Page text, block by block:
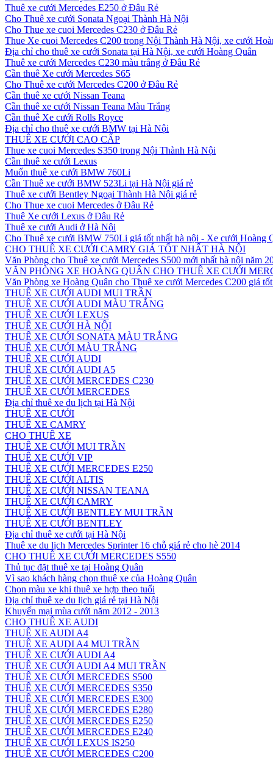
Thuê xe cưới Mercedes E250 ở Đâu Rẻ
Cho Thuê xe cưới Sonata Ngoại Thành Hà Nội
Cho Thue xe cuoi Mercedes C230 ở Đâu Rẻ
Thue Xe cuoi Mercedes C200 trong Nội Thành Hà Nội, xe cưới
Địa chỉ cho thuê xe cưới Sonata tại Hà Nội, xe cưới Hoàng Quân
Thuê xe cưới Mercedes C230 màu trắng ở Đâu Rẻ
Cần thuê Xe cưới Mercedes S65
Cho Thuê xe cưới Mercedes C200 ở Đâu Rẻ
Cần thuê xe cưới Nissan Teana
Cần thuê xe cưới Nissan Teana Màu Trắng
Cần thuê Xe cưới Rolls Royce
Địa chỉ cho thuê xe cưới BMW tại Hà Nội
THUÊ XE CƯỚI CAO CẤP
Thue xe cuoi Mercedes S350 trong Nội Thành Hà Nội
Cần thuê xe cưới Lexus
Muốn thuê xe cưới BMW 760Li
Cần Thuê xe cưới BMW 523Li tại Hà Nội giá rẻ
Thuê xe cưới Bentley Ngoại Thành Hà Nội giá rẻ
Cho Thue xe cuoi Mercedes ở Đâu Rẻ
Thuê Xe cưới Lexus ở Đâu Rẻ
Thuê xe cưới Audi ở Hà Nội
Cho Thuê xe cưới BMW 750Li giá tốt nhất hà nội - Xe cưới Hoàng
CHO THUÊ XE CƯỚI CAMRY GIÁ TỐT NHẤT HÀ NỘI
Văn Phòng cho Thuê xe cưới Mercedes S500 mới nhất hà nội năm
VĂN PHÒNG XE HOÀNG QUÂN CHO THUÊ XE CƯỚI
Văn Phòng xe Hoàng Quân cho Thuê xe cưới Mercedes C200 giá
THUÊ XE CƯỚI AUDI MUI TRẦN
THUÊ XE CƯỚI AUDI MÀU TRẮNG
THUÊ XE CƯỚI LEXUS
THUÊ XE CƯỚI HÀ NỘI
THUÊ XE CƯỚI SONATA MÀU TRẮNG
THUÊ XE CƯỚI MÀU TRẮNG
THUÊ XE CƯỚI AUDI
THUÊ XE CƯỚI AUDI A5
THUÊ XE CƯỚI MERCEDES C230
THUÊ XE CƯỚI MERCEDES
Địa chỉ thuê xe du lịch tại Hà Nội
THUÊ XE CƯỚI
THUÊ XE CAMRY
CHO THUÊ XE
THUÊ XE CƯỚI MUI TRẦN
THUÊ XE CƯỚI VIP
THUÊ XE CƯỚI MERCEDES E250
THUÊ XE CƯỚI ALTIS
THUÊ XE CƯỚI NISSAN TEANA
THUÊ XE CƯỚI CAMRY
THUÊ XE CƯỚI BENTLEY MUI TRẦN
THUÊ XE CƯỚI BENTLEY
Địa chỉ thuê xe cưới tại Hà Nội
Thuê xe du lịch Mercedes Sprinter 16 chỗ giá rẻ cho hè 2014
CHO THUÊ XE CƯỚI MERCEDES S550
Thủ tục đặt thuê xe tại Hoàng Quân
Vì sao khách hàng chọn thuê xe của Hoàng Quân
Chọn màu xe khi thuê xe hợp theo tuổi
Địa chỉ thuê xe du lịch giá rẻ tại Hà Nội
Khuyến mại mùa cưới năm 2012 - 2013
CHO THUÊ XE AUDI
THUÊ XE AUDI A4
THUÊ XE AUDI A4 MUI TRẦN
THUÊ XE CƯỚI AUDI A4
THUÊ XE CƯỚI AUDI A4 MUI TRẦN
THUÊ XE CƯỚI MERCEDES S500
THUÊ XE CƯỚI MERCEDES S350
THUÊ XE CƯỚI MERCEDES E300
THUÊ XE CƯỚI MERCEDES E280
THUÊ XE CƯỚI MERCEDES E250
THUÊ XE CƯỚI MERCEDES E240
THUÊ XE CƯỚI LEXUS IS250
THUÊ XE CƯỚI MERCEDES C200